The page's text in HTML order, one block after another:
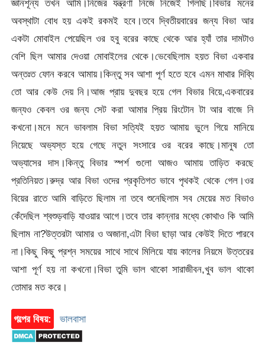
জ্ঞানশূন্য তখন আমি।নিজের যন্ত্রণা নিজে নিজেই গিলছি।বিভার মনের
অবস্থাটা বোধ হয় একই রকমই হবে।তবে দ্বিতীয়বারের জন্য বিভা আর
একটা মোবাইল পেয়েছিল ওর হবু বরের কাছে থেকে আর হ্যাঁ তার দামটাও
বেশি ছিল আমার দেওয়া মোবাইলের থেকে।ভেবেছিলাম হয়ত বিভা একবার
অন্তঃত ফোন করবে আমায়।কিন্তু সব আশা পূর্ণ হতে হবে এমন মাথার দিব্যি
তো আর কেউ দেয় নি।আজ প্রায় দুবছর হয়ে গেল বিভার বিয়ে,একবারের
জন্যও কেবল ওর জন্য সেট করা আমার প্রিয় রিংটোন টা আর বাজে নি
কখনো।মনে মনে ভাবলাম বিভা সত্যিই হয়ত আমায় ভুলে গিয়ে মানিয়ে
নিয়েছে অভ্যস্ত হয়ে গেছে নতুন সংসারে ওর বরের কাছে।মানুষ তো
অভ্যাসের দাস।কিন্তু বিভার স্পর্শ গুলো আজও আমায় তাড়িত করছে
প্রতিনিয়ত।রুদ্র আর বিভা ওদের প্রকৃতিগত ভাবে পৃথকই থেকে গেল।ওর
বিয়ের রাতে আমি বাড়িতে ছিলাম না তবে শুনেছিলাম সব মেয়ের মত বিভাও
কেঁদেছিল শ্বশুড়বাড়ি যাওয়ার আগে।তবে তার কান্নার মধ্যে কোথাও কি আমি
ছিলাম না?উত্তরটা আমার ও অজানা,এটা বিভা ছাড়া আর কেউই দিতে পারবে
না।কিছু কিছু প্রশ্ন সময়ের সাথে সাথে মিলিয়ে যায় কালের নিয়মে উত্তরের
আশা পূর্ণ হয় না কখনো।বিভা তুমি ভাল থাকো সারাজীবন,খুব ভাল থাকো
তোমার মত করে।
গল্পের বিষয়: ভালবাসা